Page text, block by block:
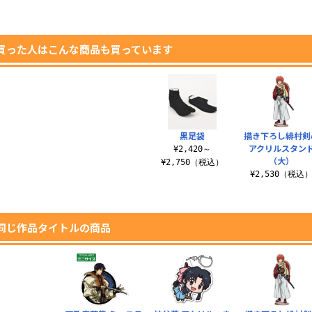
った人はこんな商品も買っています
黒足袋
¥2,420～
¥2,750（税込）
描き下ろし緋村
アクリルスタン
（大）
¥2,530（税込）
じ作品タイトルの商品